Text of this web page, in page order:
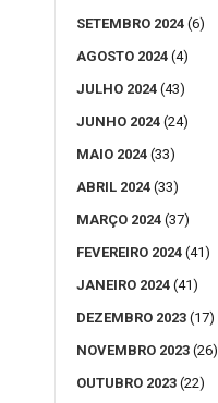
SETEMBRO 2024 (6)
AGOSTO 2024 (4)
JULHO 2024 (43)
JUNHO 2024 (24)
MAIO 2024 (33)
ABRIL 2024 (33)
MARÇO 2024 (37)
FEVEREIRO 2024 (41)
JANEIRO 2024 (41)
DEZEMBRO 2023 (17)
NOVEMBRO 2023 (26)
OUTUBRO 2023 (22)